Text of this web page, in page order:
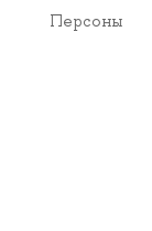
Персоны